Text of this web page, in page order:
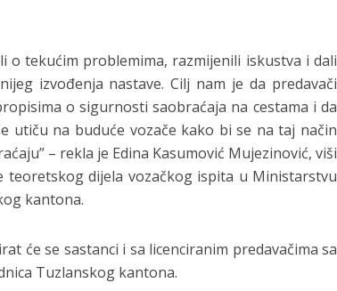
o tekućim problemima, razmijenili iskustva i dali
izvođenja nastave. Cilj nam je da predavači
o sigurnosti saobraćaja na cestama i da
utiču na buduće vozače kako bi se na taj način
– rekla je Edina Kasumović Mujezinović, viši
teoretskog dijela vozačkog ispita u Ministarstvu
kantona.
će se sastanci i sa licenciranim predavačima sa
Tuzlanskog kantona.